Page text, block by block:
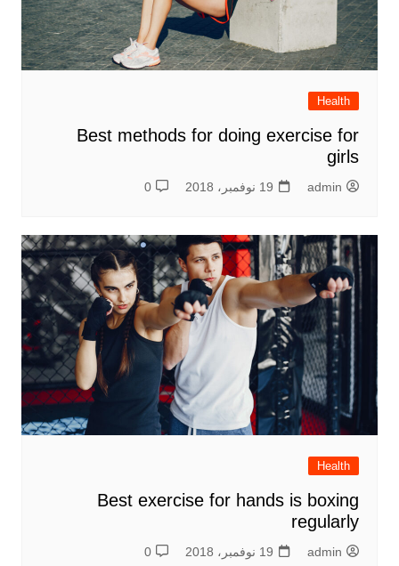
Health
Best methods for doing exercise for
girls
admin 19 نوفمبر، 2018 0
Health
Best exercise for hands is boxing
regularly
admin 19 نوفمبر، 2018 0